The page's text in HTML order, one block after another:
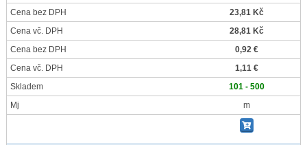
Cena bez DPH
23,81 Kč
Cena vč. DPH
28,81 Kč
Cena bez DPH
0,92 €
Cena vč. DPH
1,11 €
Skladem
101 - 500
Mj
m